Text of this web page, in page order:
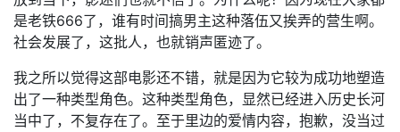
是老铁666了，谁有时间搞男主这种落伍又挨弄的营生啊。
社会发展了，这批人，也就销声匿迹了。
我之所以觉得这部电影还不错，就是因为它较为成功地塑造
出了一种类型角色。这种类型角色，显然已经进入历史长河
当中了，不复存在了。至于里边的爱情内容，抱歉，没当过